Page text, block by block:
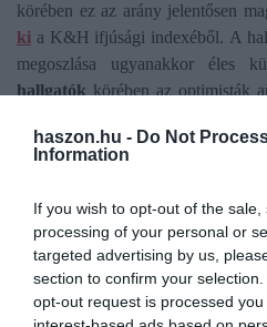
haszon.hu - Do Not
Information
If you wish to opt-out of the
processing of your personal or
targeted advertising by us,
section to confirm your
opt-out request is processed
körében ez az arány jelentősen
ki a K&H ifjúsági indexéből. A
megoszlása ugyanakkor éles
hallgatók körében az optimisták
diploma megszerzése után.
állás ai munka